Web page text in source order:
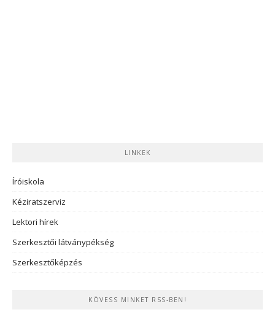
LINKEK
Íróiskola
Kéziratszerviz
Lektori hírek
Szerkesztői látványpékség
Szerkesztőképzés
KÖVESS MINKET RSS-BEN!